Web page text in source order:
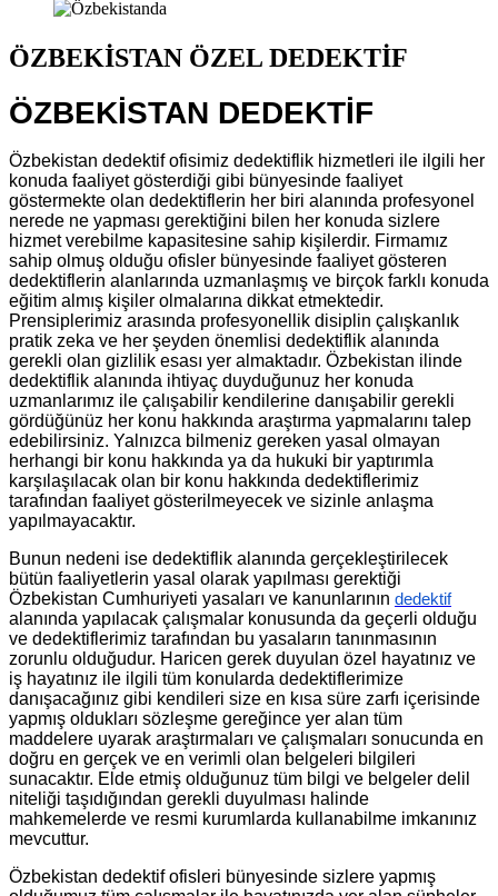
ÖZBEKİSTAN ÖZEL DEDEKTİF
ÖZBEKİSTAN DEDEKTİF
Özbekistan dedektif ofisimiz dedektiflik hizmetleri ile ilgili her
konuda faaliyet gösterdiği gibi bünyesinde faaliyet
göstermekte olan dedektiflerin her biri alanında profesyonel
nerede ne yapması gerektiğini bilen her konuda sizlere
hizmet verebilme kapasitesine sahip kişilerdir. Firmamız
sahip olmuş olduğu ofisler bünyesinde faaliyet gösteren
dedektiflerin alanlarında uzmanlaşmış ve birçok farklı konuda
eğitim almış kişiler olmalarına dikkat etmektedir.
Prensiplerimiz arasında profesyonellik disiplin çalışkanlık
pratik zeka ve her şeyden önemlisi dedektiflik alanında
gerekli olan gizlilik esası yer almaktadır. Özbekistan ilinde
dedektiflik alanında ihtiyaç duyduğunuz her konuda
uzmanlarımız ile çalışabilir kendilerine danışabilir gerekli
gördüğünüz her konu hakkında araştırma yapmalarını talep
edebilirsiniz. Yalnızca bilmeniz gereken yasal olmayan
herhangi bir konu hakkında ya da hukuki bir yaptırımla
karşılaşılacak olan bir konu hakkında dedektiflerimiz
tarafından faaliyet gösterilmeyecek ve sizinle anlaşma
yapılmayacaktır.
Bunun nedeni ise dedektiflik alanında gerçekleştirilecek
bütün faaliyetlerin yasal olarak yapılması gerektiği
Özbekistan Cumhuriyeti yasaları ve kanunlarının dedektif
alanında yapılacak çalışmalar konusunda da geçerli olduğu
ve dedektiflerimiz tarafından bu yasaların tanınmasının
zorunlu olduğudur. Haricen gerek duyulan özel hayatınız ve
iş hayatınız ile ilgili tüm konularda dedektiflerimize
danışacağınız gibi kendileri size en kısa süre zarfı içerisinde
yapmış oldukları sözleşme gereğince yer alan tüm
maddelere uyarak araştırmaları ve çalışmaları sonucunda en
doğru en gerçek ve en verimli olan belgeleri bilgileri
sunacaktır. Elde etmiş olduğunuz tüm bilgi ve belgeler delil
niteliği taşıdığından gerekli duyulması halinde
mahkemelerde ve resmi kurumlarda kullanabilme imkanınız
mevcuttur.
Özbekistan dedektif ofisleri bünyesinde sizlere yapmış